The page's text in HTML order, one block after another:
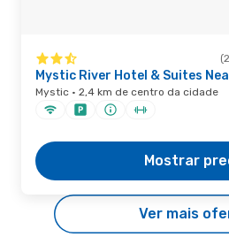
Mystic River Hotel & Suites
Mystic · 2,4 km de centro da cidade
Mostrar
Ver mais